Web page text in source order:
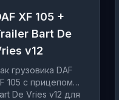
XF 105 +
Bart De
v12
грузовика DAF
105 с прицепом
De Vries v12 для